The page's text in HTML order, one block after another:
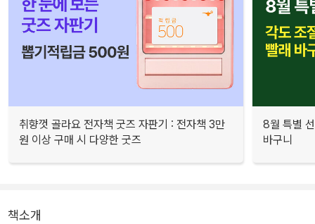
취향껏 골라요 전자책 굿즈 자판기 : 전자책 3만
원 이상 구매 시 다양한 굿즈
8월 특별
바구니
책소개